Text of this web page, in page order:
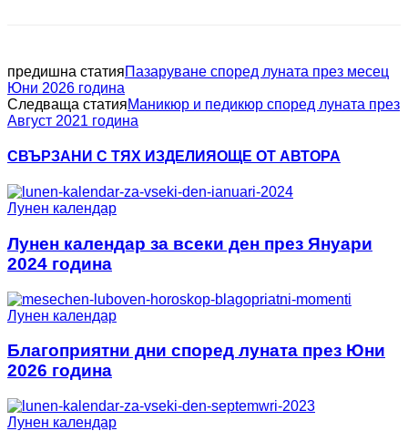
предишна статияПазаруване според луната през месец
Юни 2026 година
Следваща статияМаникюр и педикюр според луната през
Август 2021 година
СВЪРЗАНИ С ТЯХ ИЗДЕЛИЯОЩЕ ОТ АВТОРА
Лунен календар
Лунен календар за всеки ден през Януари
2024 година
Лунен календар
Благоприятни дни според луната през Юни
2026 година
Лунен календар